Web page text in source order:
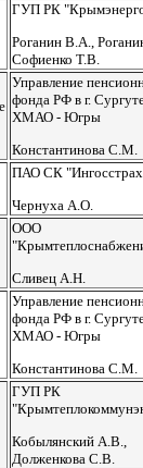
ГУП РК
Роганин В.А.,
Софиенко Т.В.
Управление
фонда РФ в г.
ХМАО - Югры
Константинова С.М.
ПАО СК "Ингосстрах
Чернуха А.О.
ООО
Сливец А.Н.
Управление
фонда РФ в г.
ХМАО - Югры
Константинова С.М.
ГУП РК
Кобылянский А.В.,
Долженкова С.В.